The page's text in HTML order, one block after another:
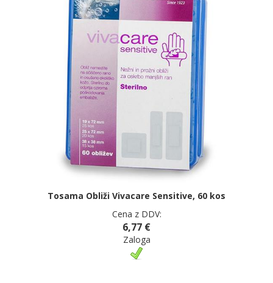
Tosama Obliži Vivacare Sensitive, 60 kos
Cena z DDV:
6,77 €
Zaloga